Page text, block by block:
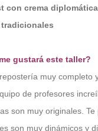
con crema diplomática
gustará este taller?
muy completo
de profesores
son muy originales.
son muy dinámicos y